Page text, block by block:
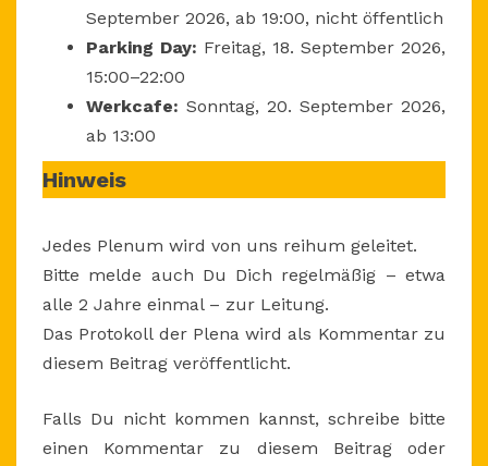
September 2026, ab 19:00, nicht öffentlich
Parking Day: Freitag, 18. September 2026,
15:00–22:00
Werkcafe: Sonntag, 20. September 2026,
ab 13:00
Hinweis
Jedes Plenum wird von uns reihum geleitet.
Bitte melde auch Du Dich regelmäßig – etwa
alle 2 Jahre einmal – zur Leitung.
Das Protokoll der Plena wird als Kommentar zu
diesem Beitrag veröffentlicht.
Falls Du nicht kommen kannst, schreibe bitte
einen Kommentar zu diesem Beitrag oder